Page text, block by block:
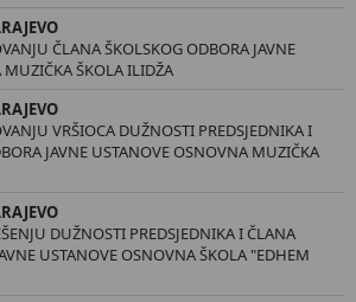
ČLANA ŠKOLSKOG ODBORA JAVNE
ŠKOLA ILIDŽA
VRŠIOCA DUŽNOSTI PREDSJEDNIKA I
JAVNE USTANOVE OSNOVNA MUZIČKA
DUŽNOSTI PREDSJEDNIKA I ČLANA
USTANOVE OSNOVNA ŠKOLA "EDHEM